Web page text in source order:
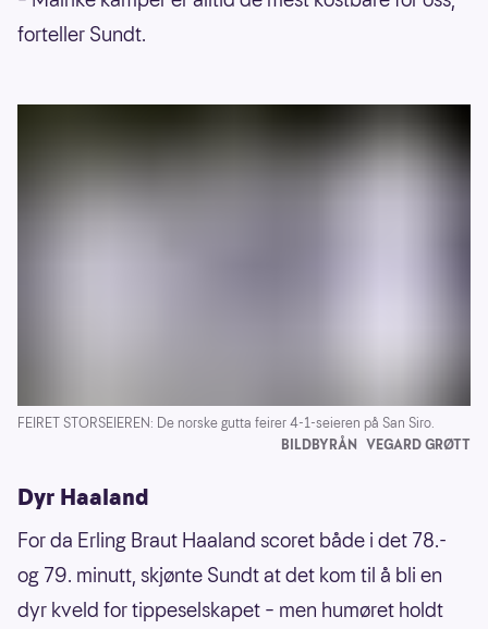
forteller Sundt.
FEIRET STORSEIEREN: De norske gutta feirer 4-1-seieren på San Siro.
BILDBYRÅN VEGARD GRØTT
Dyr Haaland
For da Erling Braut Haaland scoret både i det 78.-
og 79. minutt, skjønte Sundt at det kom til å bli en
dyr kveld for tippeselskapet – men humøret holdt